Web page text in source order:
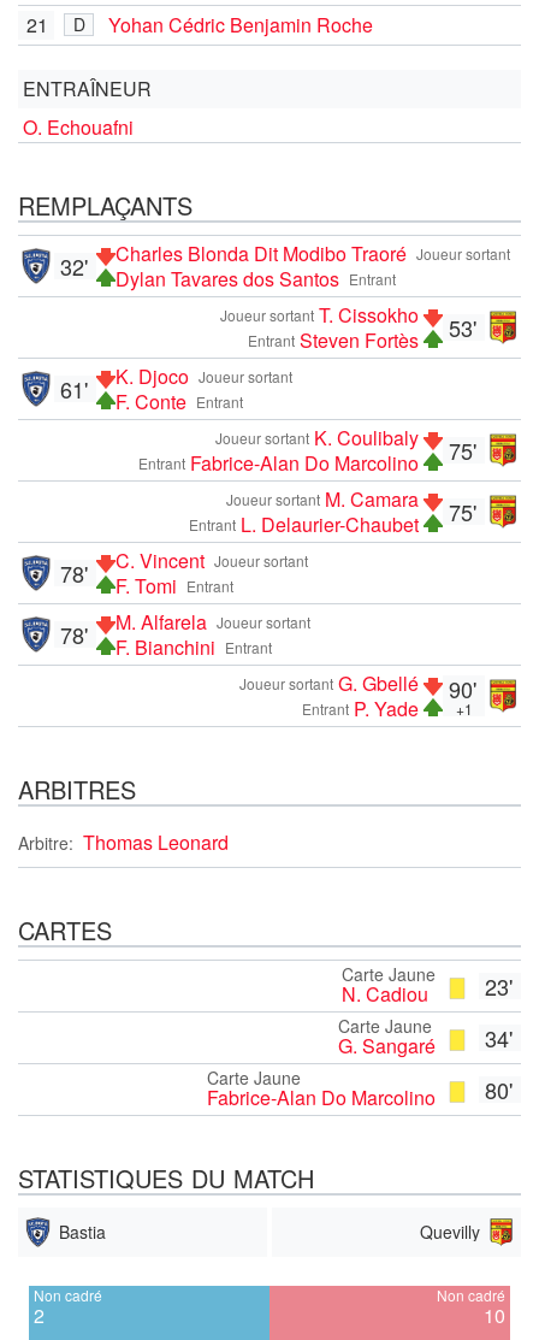
21 D Yohan Cédric Benjamin Roche
ENTRAÎNEUR
O. Echouafni
REMPLAÇANTS
Joueur sortant
Charles Blonda Dit Modibo Traoré
Entrant
Dylan Tavares dos Santos
32'
53'
Joueur sortant T. Cissokho
Entrant Steven Fortès
Joueur sortant
K. Djoco
Entrant
F. Conte
61'
75'
Joueur sortant K. Coulibaly
Entrant Fabrice-Alan Do Marcolino
75'
Joueur sortant M. Camara
Entrant L. Delaurier-Chaubet
Joueur sortant
C. Vincent
Entrant
F. Tomi
78'
Joueur sortant
M. Alfarela
Entrant
F. Bianchini
78'
90'
+1
Joueur sortant G. Gbellé
Entrant P. Yade
ARBITRES
Arbitre: Thomas Leonard
CARTES
23'
Carte Jaune
N. Cadiou
34'
Carte Jaune
G. Sangaré
80'
Carte Jaune
Fabrice-Alan Do Marcolino
STATISTIQUES DU MATCH
Bastia Quevilly
Non cadré
2
Non cadré
10